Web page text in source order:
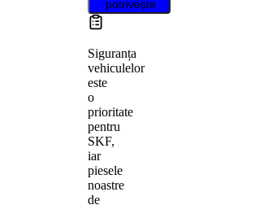
potrivește
Siguranța
vehiculelor
este
o
prioritate
pentru
SKF,
iar
piesele
noastre
de